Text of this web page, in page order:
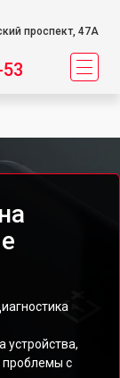
проспект, 47А
устройства,
проблемы с